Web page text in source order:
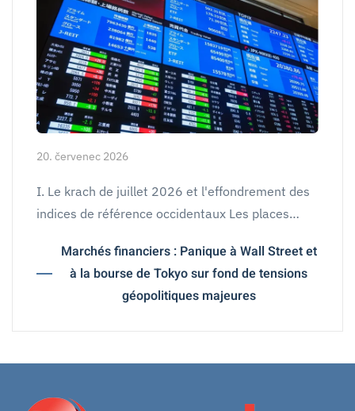
20. červenec 2026
I. Le krach de juillet 2026 et l'effondrement des
indices de référence occidentaux Les places…
Marchés financiers : Panique à Wall Street et
à la bourse de Tokyo sur fond de tensions
géopolitiques majeures